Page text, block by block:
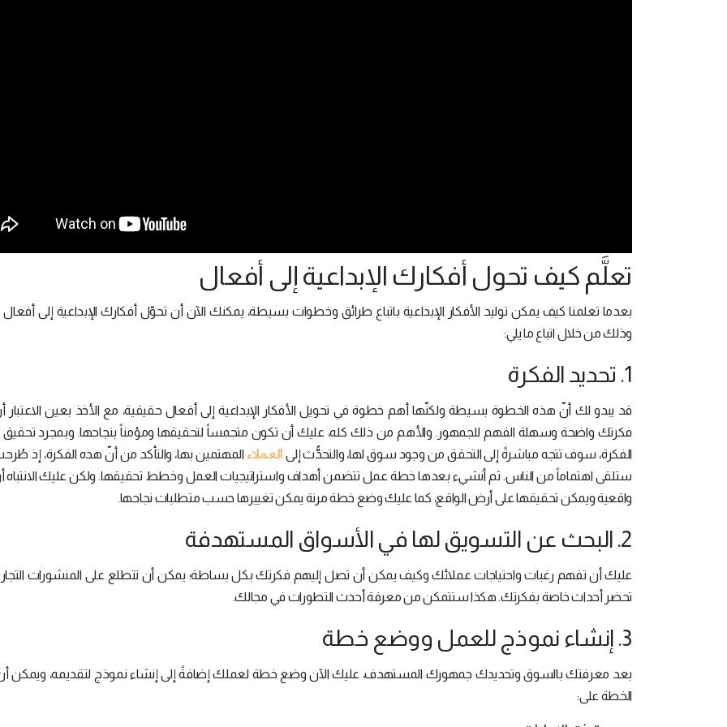
تعلَّم كيف تحول أفكارك الإبداعية إلى أفعال
بعدما تعلمنا كيف يمكن توليد الأفكار الإبداعية باتباع طرائق وخطوات بسيطة، يمكنك الآن أن تحوّل أفكارك الإبداعية إلى
وذلك من خلال اتباع ما يلي:
1. تحديد الفكرة
قد يبدو لك أنّ هذه الخطوة بسيطة ولكنّها أهم خطوة في تحويل الأفكار الإبداعية إلى أفعال حقيقية، مع الأخذ بعين الاعتبار
فكرتك واضحة وسهلة الفهم للجمهور. والأهم من ذلك كله، عليك أن تكون متحمساً لتحقيقها ومؤمناً بنجاحها. وبمجرد
الفكرة، سوف تتجه مباشرةً إلى التحقق من وجود سوق لها، والتحدُّث إلى العملاء المهتمين بها، والتأكد من أنّ هذه الفكرة، إذ
ستلقى اهتماماً من الناس. ثم أنشيء بعدها خطة عمل تتضمن أهداف واستراتيجيات العمل وخطط تحقيقها. ولكن عليك الانتباه
واقعية ويمكن تحقيقها على أرض الواقع، كما عليك وضع خطة مرنة يمكن تغييرها حسب متطلبات نجاحها.
2. البحث عن التسويق لها في الأسواق المستهدفة
عليك أن تفهم رغبات واحتياجات عملائك وكيف يمكن أن تصل إليهم فكرتك بكل بساطة؛ يمكن أن تتطلع على المنشورات
تحضر أحداث خاصة بفكرتك. هكذا ستتمكن من معرفة أحدث التطورات في مجالك.
3. إنشاء نموذج للعمل ووضع خطة
بعد معرفتك بالسوق وتحديدك جمهورك المستهدف، عليك الآن وضع خطة لعملك إضافةً إلى إنشاء نموذج لتقديمه، ويمكن
الخطة على: